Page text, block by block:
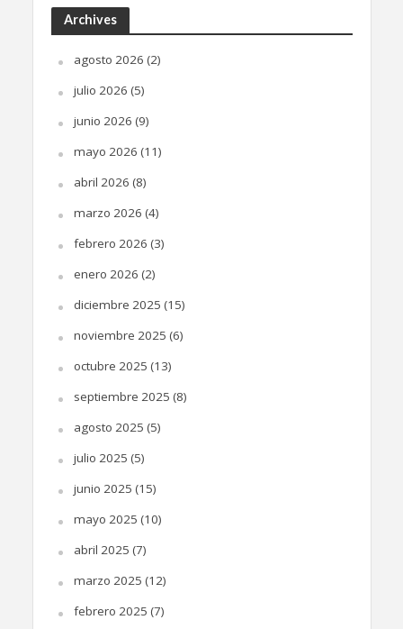
Archives
agosto 2026 (2)
julio 2026 (5)
junio 2026 (9)
mayo 2026 (11)
abril 2026 (8)
marzo 2026 (4)
febrero 2026 (3)
enero 2026 (2)
diciembre 2025 (15)
noviembre 2025 (6)
octubre 2025 (13)
septiembre 2025 (8)
agosto 2025 (5)
julio 2025 (5)
junio 2025 (15)
mayo 2025 (10)
abril 2025 (7)
marzo 2025 (12)
febrero 2025 (7)